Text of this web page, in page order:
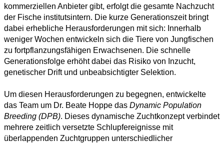
kommerziellen Anbieter gibt, erfolgt die gesamte Nachzucht
der Fische institutsintern. Die kurze Generationszeit bringt
dabei erhebliche Herausforderungen mit sich: Innerhalb
weniger Wochen entwickeln sich die Tiere von Jungfischen
zu fortpflanzungsfähigen Erwachsenen. Die schnelle
Generationsfolge erhöht dabei das Risiko von Inzucht,
genetischer Drift und unbeabsichtigter Selektion.
Um diesen Herausforderungen zu begegnen, entwickelte
das Team um Dr. Beate Hoppe das Dynamic Population
Breeding (DPB). Dieses dynamische Zuchtkonzept verbindet
mehrere zeitlich versetzte Schlupfereignisse mit
überlappenden Zuchtgruppen unterschiedlicher